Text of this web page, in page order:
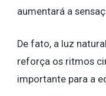
aumentará a
De fato, a luz
reforça os ritmos
importante para a